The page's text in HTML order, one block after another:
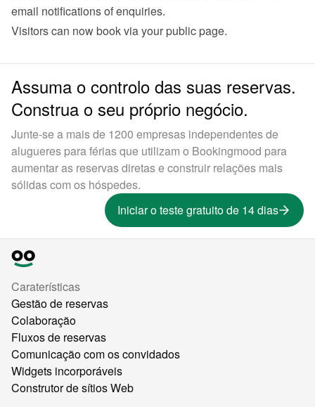
email notifications of enquiries.
Visitors can now book via your public page.
Assuma o controlo das suas reservas.
Construa o seu próprio negócio.
Junte-se a mais de 1200 empresas independentes de
alugueres para férias que utilizam o Bookingmood para
aumentar as reservas diretas e construir relações mais
sólidas com os hóspedes.
Iniciar o teste gratuito de 14 dias
Caraterísticas
Gestão de reservas
Colaboração
Fluxos de reservas
Comunicação com os convidados
Widgets incorporáveis
Construtor de sítios Web